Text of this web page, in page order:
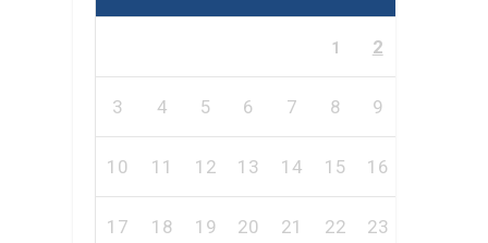
1 2
3 4 5 6 7 8 9
10 11 12 13 14 15 16
17 18 19 20 21 22 23